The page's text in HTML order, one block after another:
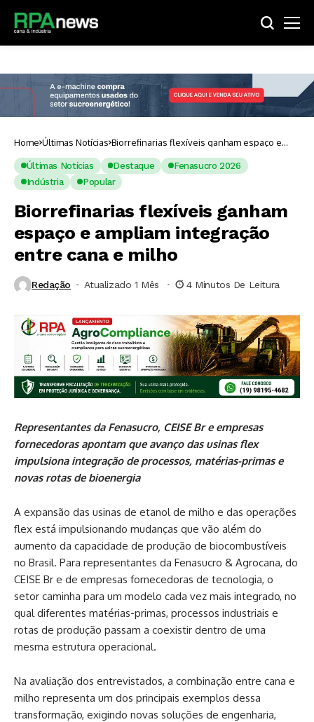
Home Últimas Notícias Biorrefinarias flexíveis ganham espaço e
ampliam integração entre cana e milho
Últimas Notícias Destaque
Fenasucro 2026
Indústria
Popular
Biorrefinarias flexíveis ganham
espaço e ampliam integração
entre cana e milho
Redação Atualizado 1 Mês ⁮ 4 Minutos De Leitura
Representantes da Fenasucro, CEISE Br e empresas
fornecedoras apontam que avanço das usinas flex
impulsiona integração de processos, matérias-primas e
novas rotas de bioenergia
A expansão das usinas de etanol de milho e das operações
flex está impulsionando mudanças que vão além do
aumento da capacidade de produção de biocombustíveis
no Brasil. Para representantes da Fenasucro & Agrocana, do
CEISE Br e de empresas fornecedoras de tecnologia, o
setor caminha para um modelo cada vez mais integrado, no
qual diferentes matérias-primas, processos industriais e
rotas de produção passam a coexistir dentro de uma
mesma estrutura operacional.
Na avaliação dos entrevistados, a combinação entre cana e
milho representa um dos principais exemplos dessa
transformação, exigindo novas soluções de engenharia,